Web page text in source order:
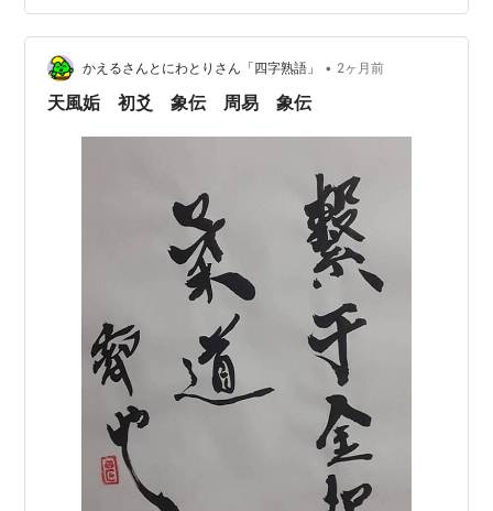
姤 二爻」は「陰位に陽」で、焦る、力以上に力んでしま
う、謙虚さが無いイメージです。さらに「五爻」に応じ
ていないので上とも繋がっていません。 そして「初爻」
には繋がって比していますが「三爻」には比さず繋がっ
かえるさんとにわとりさん「四字熟語」 • 2ヶ月前
天風姤 初爻 象伝 周易 象伝